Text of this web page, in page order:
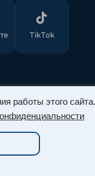
работы этого сайта.
TikTok